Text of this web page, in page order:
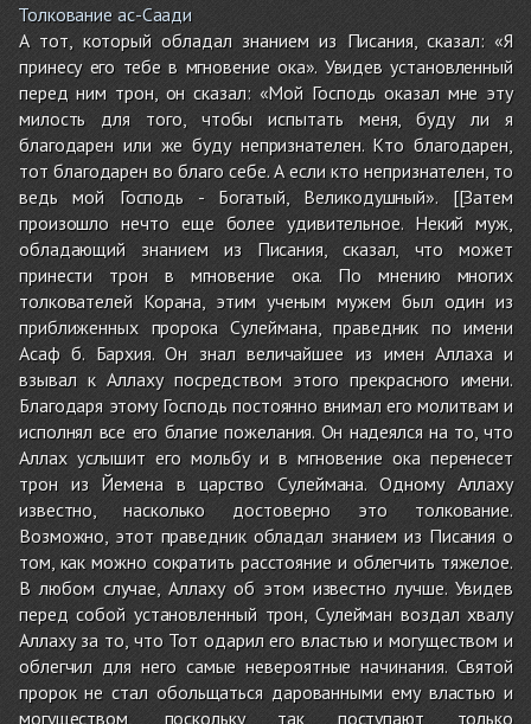
Толкование ас-Саади
А тот, который обладал знанием из Писания, сказал: «Я
принесу его тебе в мгновение ока». Увидев установленный
перед ним трон, он сказал: «Мой Господь оказал мне эту
милость для того, чтобы испытать меня, буду ли я
благодарен или же буду непризнателен. Кто благодарен,
тот благодарен во благо себе. А если кто непризнателен, то
ведь мой Господь - Богатый, Великодушный». [[Затем
произошло нечто еще более удивительное. Некий муж,
обладающий знанием из Писания, сказал, что может
принести трон в мгновение ока. По мнению многих
толкователей Корана, этим ученым мужем был один из
приближенных пророка Сулеймана, праведник по имени
Асаф б. Бархия. Он знал величайшее из имен Аллаха и
взывал к Аллаху посредством этого прекрасного имени.
Благодаря этому Господь постоянно внимал его молитвам и
исполнял все его благие пожелания. Он надеялся на то, что
Аллах услышит его мольбу и в мгновение ока перенесет
трон из Йемена в царство Сулеймана. Одному Аллаху
известно, насколько достоверно это толкование.
Возможно, этот праведник обладал знанием из Писания о
том, как можно сократить расстояние и облегчить тяжелое.
В любом случае, Аллаху об этом известно лучше. Увидев
перед собой установленный трон, Сулейман воздал хвалу
Аллаху за то, что Тот одарил его властью и могуществом и
облегчил для него самые невероятные начинания. Святой
пророк не стал обольщаться дарованными ему властью и
могуществом, поскольку так поступают только